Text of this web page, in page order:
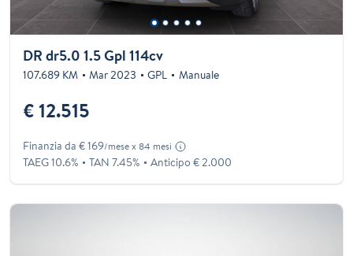
DR dr5.0 1.5 Gpl 114cv
107.689 KM Mar 2023 GPL Manuale
€ 12.515
Finanzia da € 169/mese x 84 mesi
TAEG 10.6% TAN 7.45% Anticipo € 2.000